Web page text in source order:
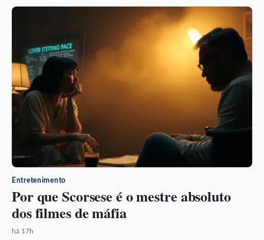
Entretenimento
Por que Scorsese é o mestre absoluto
dos filmes de máfia
há 17h